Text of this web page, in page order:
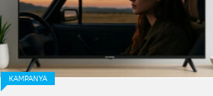
KAMPANYA